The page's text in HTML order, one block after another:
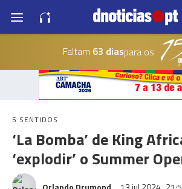
Faltam 63 diaspara os
5 SENTIDOS
‘La Bomba’ de King
‘explodir’ o Summer